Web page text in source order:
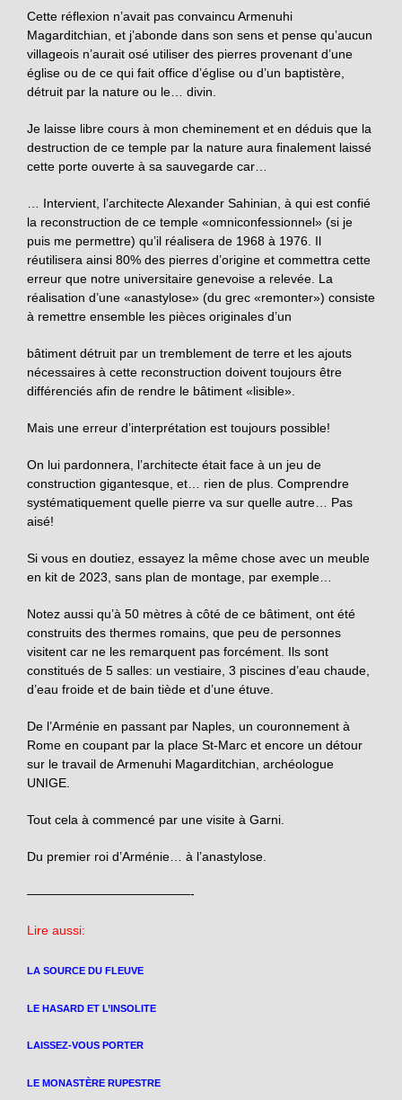
Cette réflexion n’avait pas convaincu Armenuhi
Magarditchian, et j’abonde dans son sens et pense qu’aucun
villageois n’aurait osé utiliser des pierres provenant d’une
église ou de ce qui fait office d’église ou d’un baptistère,
détruit par la nature ou le… divin.
Je laisse libre cours à mon cheminement et en déduis que la
destruction de ce temple par la nature aura finalement laissé
cette porte ouverte à sa sauvegarde car…
… Intervient, l’architecte Alexander Sahinian, à qui est confié
la reconstruction de ce temple «omniconfessionnel» (si je
puis me permettre) qu’il réalisera de 1968 à 1976. Il
réutilisera ainsi 80% des pierres d’origine et commettra cette
erreur que notre universitaire genevoise a relevée. La
réalisation d’une «anastylose» (du grec «remonter») consiste
à remettre ensemble les pièces originales d’un
bâtiment détruit par un tremblement de terre et les ajouts
nécessaires à cette reconstruction doivent toujours être
différenciés afin de rendre le bâtiment «lisible».
Mais une erreur d’interprétation est toujours possible!
On lui pardonnera, l’architecte était face à un jeu de
construction gigantesque, et… rien de plus. Comprendre
systématiquement quelle pierre va sur quelle autre… Pas
aisé!
Si vous en doutiez, essayez la même chose avec un meuble
en kit de 2023, sans plan de montage, par exemple…
Notez aussi qu’à 50 mètres à côté de ce bâtiment, ont été
construits des thermes romains, que peu de personnes
visitent car ne les remarquent pas forcément. Ils sont
constitués de 5 salles: un vestiaire, 3 piscines d’eau chaude,
d’eau froide et de bain tiède et d’une étuve.
De l’Arménie en passant par Naples, un couronnement à
Rome en coupant par la place St-Marc et encore un détour
sur le travail de Armenuhi Magarditchian, archéologue
UNIGE.
Tout cela à commencé par une visite à Garni.
Du premier roi d’Arménie… à l’anastylose.
—————————————-
Lire aussi:
LA SOURCE DU FLEUVE
LE HASARD ET L’INSOLITE
LAISSEZ-VOUS PORTER
LE MONASTÈRE RUPESTRE